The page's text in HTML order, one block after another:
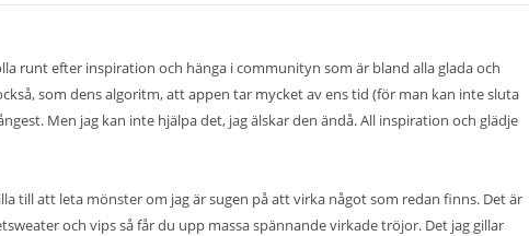
runt efter inspiration och hänga i communityn som är bland alla glada och
som dens algoritm, att appen tar mycket av ens tid (för man kan inte sluta
Men jag kan inte hjälpa det, jag älskar den ändå. All inspiration och glädje
till att leta mönster om jag är sugen på att virka något som redan finns. Det är
och vips så får du upp massa spännande virkade tröjor. Det jag gillar